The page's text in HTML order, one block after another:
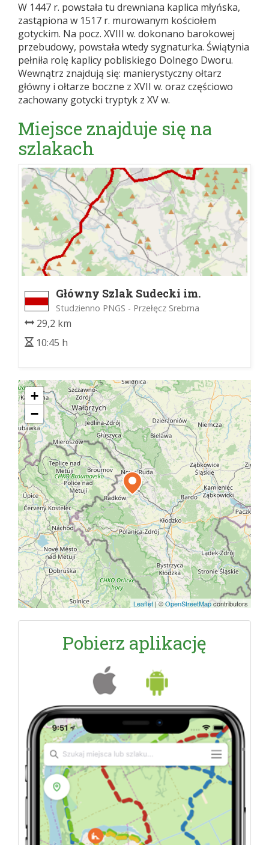
W 1447 r. powstała tu drewniana kaplica młyńska,
zastąpiona w 1517 r. murowanym kościołem
gotyckim. Na pocz. XVIII w. dokonano barokowej
przebudowy, powstała wtedy sygnaturka. Świątynia
pełniła rolę kaplicy pobliskiego Dolnego Dworu.
Wewnątrz znajdują się: manierystyczny ołtarz
główny i ołtarze boczne z XVII w. oraz częściowo
zachowany gotycki tryptyk z XV w.
Miejsce znajduje się na
szlakach
Główny Szlak Sudecki im.
Mieczysława Orłowicza
Studzienno PNGS - Przełęcz Srebrna
29,2 km
10:45 h
+
−
Leaflet |©OpenStreetMapcontributors
Pobierz aplikację